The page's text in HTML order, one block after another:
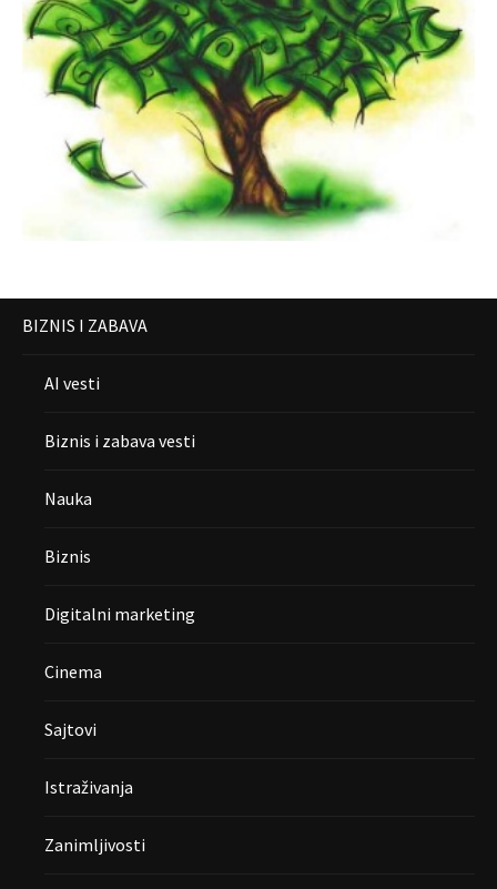
BIZNIS I ZABAVA
AI vesti
Biznis i zabava vesti
Nauka
Biznis
Digitalni marketing
Cinema
Sajtovi
Istraživanja
Zanimljivosti